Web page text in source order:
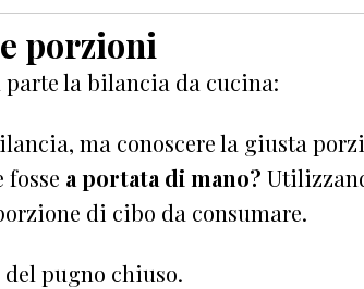
porzioni
la bilancia da cucina:
ma conoscere la giusta
a portata di mano?
di cibo da consumare.
pugno chiuso.